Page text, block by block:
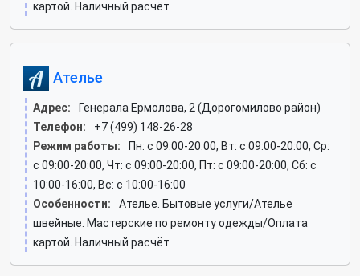
картой. Наличный расчёт
Ателье
Адрес:
Генерала Ермолова, 2 (Дорогомилово район)
Телефон:
+7 (499) 148-26-28
Режим работы:
Пн: c 09:00-20:00, Вт: c 09:00-20:00, Ср:
c 09:00-20:00, Чт: c 09:00-20:00, Пт: c 09:00-20:00, Сб: c
10:00-16:00, Вс: c 10:00-16:00
Особенности:
Ателье. Бытовые услуги/Ателье
швейные. Мастерские по ремонту одежды/Оплата
картой. Наличный расчёт